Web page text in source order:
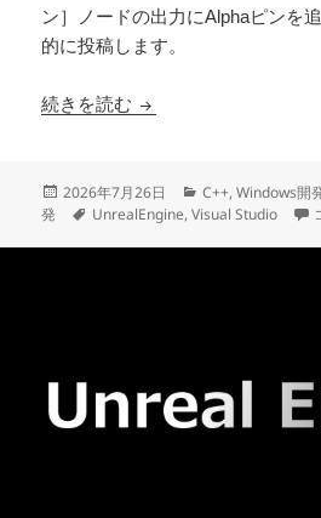
ン］ノードの出力にAlphaピンを
的に投稿します。
続きを読む UEで［タイムライン
投
稿
2026年7月26日
カ
テ
C++,Windows開
発
タ
UnrealEngine,Visual Studio